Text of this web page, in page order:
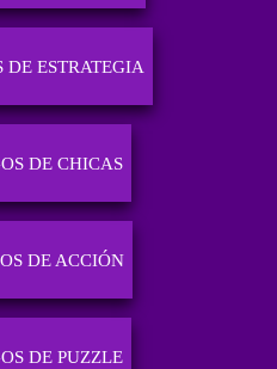
DE ESTRATEGIA
DE CHICAS
DE ACCIÓN
DE PUZZLE